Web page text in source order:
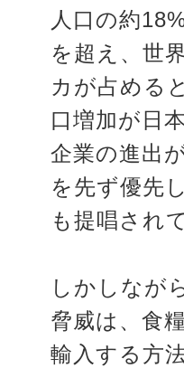
人口の約
を超え、世
カが占める
口増加が日
企業の進出
を先ず優先
も提唱され
しかしなが
脅威は、食
輸入する方